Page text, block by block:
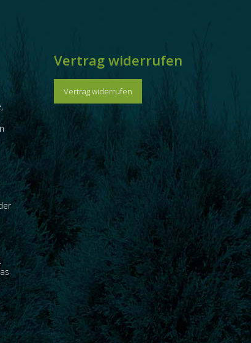
Vertrag widerrufen
Vertrag widerrufen